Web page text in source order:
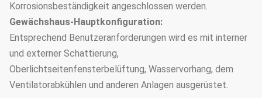
Korrosionsbeständigkeit angeschlossen werden.
Gewächshaus-Hauptkonfiguration:
Entsprechend Benutzeranforderungen wird es mit interner
und externer Schattierung,
Oberlichtseitenfensterbelüftung, Wasservorhang, dem
Ventilatorabkühlen und anderen Anlagen ausgerüstet.